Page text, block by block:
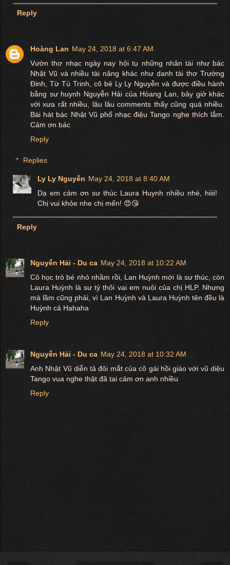
Reply
Hoàng Lan May 24, 2018 at 6:47 AM
Vườn thơ nhạc ngày nay hội tụ những nhân tài như bác
Nhật Vũ và nhiều tài năng khác như danh tài thơ Trường
Đinh, Từ Tú Trinh, cô bé Ly Ly Nguyễn và được điều hành
bằng sư huynh Nguyễn Hải của Hòang Lan, bây giờ khác
với xưa rất nhiều, lâu lâu comments thấy cũng quá nhiều.
Bài hát bác Nhật Vũ phổ nhạc điệu Tango nghe thích lắm.
Cảm ơn bác
Reply
Replies
Ly Ly Nguyễn May 24, 2018 at 8:40 AM
Dạ em cảm ơn sư thúc Laura Huynh nhiều nhé, hiiii!
Chị vui khỏe nhe chị mến! 😍😘
Reply
Nguyễn Hải - Du ca May 24, 2018 at 10:22 AM
Cô học trò bé nhỏ nhầm rồi, Lan Huỳnh mới là sư thúc, còn
Laura Huỳnh là sư tỷ thôi vai em nuôi của chị HLP. Nhưng
mà lầm cũng phải, vì Lan Huỳnh và Laura Huỳnh tên đều là
Huỳnh cả Hahaha
Reply
Nguyễn Hải - Du ca May 24, 2018 at 10:32 AM
Anh Nhật Vũ diễn tả đôi mắt của cô gái hồi giáo với vũ diệu
Tango vua nghe thật đã tai cảm ơn anh nhiều
Reply